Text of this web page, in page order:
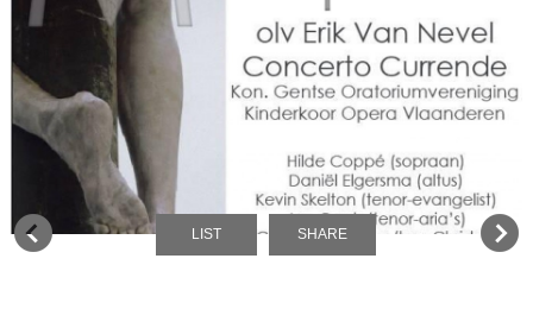
LIST SHARE